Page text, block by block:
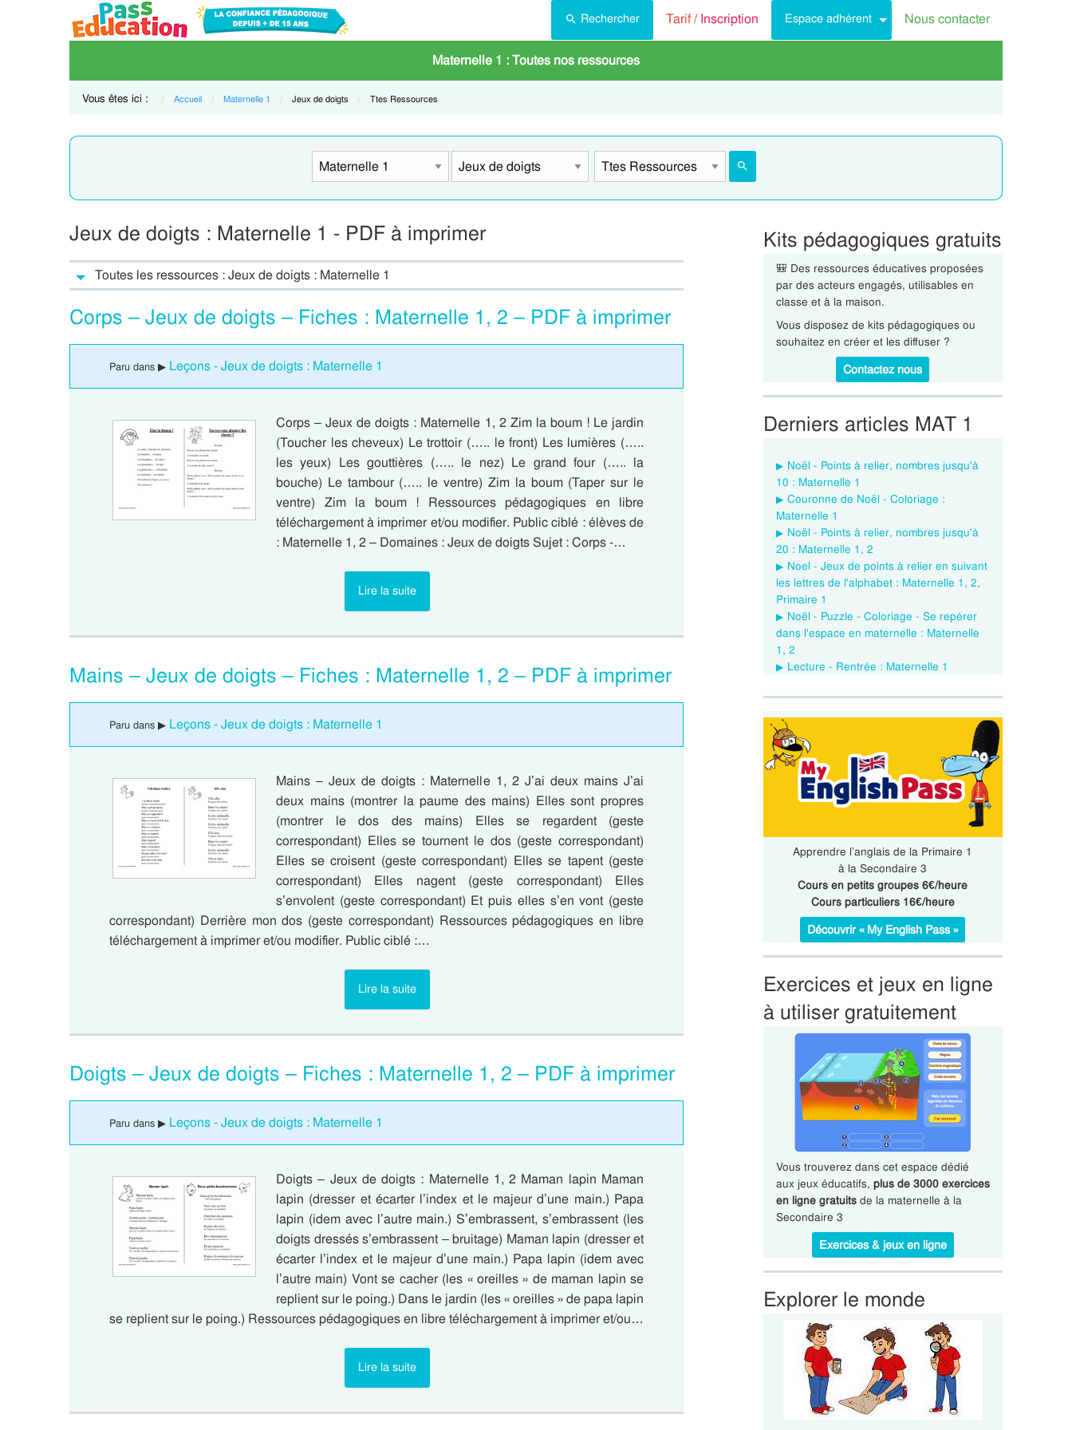
Rechercher Tarif /Inscription Espace adhérent Nous contacter
Maternelle 1 : Toutes nos ressources
Vous êtes ici : Accueil Maternelle 1 Current:
Jeux de doigts Current:
Ttes Ressources
Jeux de doigts : Maternelle 1 - PDF à imprimer
Toutes les ressources : Jeux de doigts : Maternelle 1
Corps – Jeux de doigts – Fiches : Maternelle 1, 2 – PDF à imprimer
Paru dans ▶ Leçons - Jeux de doigts : Maternelle 1
Corps – Jeux de doigts : Maternelle 1, 2 Zim la boum ! Le jardin
(Toucher les cheveux) Le trottoir (….. le front) Les lumières (…..
les yeux) Les gouttières (….. le nez) Le grand four (….. la
bouche) Le tambour (….. le ventre) Zim la boum (Taper sur le
ventre) Zim la boum ! Ressources pédagogiques en libre
téléchargement à imprimer et/ou modifier. Public ciblé : élèves de
: Maternelle 1, 2 – Domaines : Jeux de doigts Sujet : Corps -…
Lire la suite
Mains – Jeux de doigts – Fiches : Maternelle 1, 2 – PDF à imprimer
Paru dans ▶ Leçons - Jeux de doigts : Maternelle 1
Mains – Jeux de doigts : Maternelle 1, 2 J’ai deux mains J’ai
deux mains (montrer la paume des mains) Elles sont propres
(montrer le dos des mains) Elles se regardent (geste
correspondant) Elles se tournent le dos (geste correspondant)
Elles se croisent (geste correspondant) Elles se tapent (geste
correspondant) Elles nagent (geste correspondant) Elles
s’envolent (geste correspondant) Et puis elles s’en vont (geste
correspondant) Derrière mon dos (geste correspondant) Ressources pédagogiques en libre
téléchargement à imprimer et/ou modifier. Public ciblé :…
Lire la suite
Doigts – Jeux de doigts – Fiches : Maternelle 1, 2 – PDF à imprimer
Paru dans ▶ Leçons - Jeux de doigts : Maternelle 1
Doigts – Jeux de doigts : Maternelle 1, 2 Maman lapin Maman
lapin (dresser et écarter l’index et le majeur d’une main.) Papa
lapin (idem avec l’autre main.) S’embrassent, s’embrassent (les
doigts dressés s’embrassent – bruitage) Maman lapin (dresser et
écarter l’index et le majeur d’une main.) Papa lapin (idem avec
l’autre main) Vont se cacher (les « oreilles » de maman lapin se
replient sur le poing.) Dans le jardin (les « oreilles » de papa lapin
se replient sur le poing.) Ressources pédagogiques en libre téléchargement à imprimer et/ou…
Lire la suite
Kits pédagogiques gratuits
🎒 Des ressources éducatives proposées
par des acteurs engagés, utilisables en
classe et à la maison.
Vous disposez de kits pédagogiques ou
souhaitez en créer et les diffuser ?
Contactez nous
Derniers articles MAT 1
Noël - Points à relier, nombres jusqu'à
10 : Maternelle 1
Couronne de Noël - Coloriage :
Maternelle 1
Noël - Points à relier, nombres jusqu'à
20 : Maternelle 1, 2
Noel - Jeux de points à relier en suivant
les lettres de l'alphabet : Maternelle 1, 2,
Primaire 1
Noël - Puzzle - Coloriage - Se repérer
dans l'espace en maternelle : Maternelle
1, 2
Lecture - Rentrée : Maternelle 1
Apprendre l’anglais de la Primaire 1
à la Secondaire 3
Cours en petits groupes 6€/heure
Cours particuliers 16€/heure
Découvrir « My English Pass »
Exercices et jeux en ligne
à utiliser gratuitement
Vous trouverez dans cet espace dédié
aux jeux éducatifs, plus de 3000 exercices
en ligne gratuitsde la maternelle à la
Secondaire 3
Exercices & jeux en ligne
Explorer le monde